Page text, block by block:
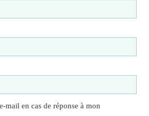
mail en cas de réponse à mon